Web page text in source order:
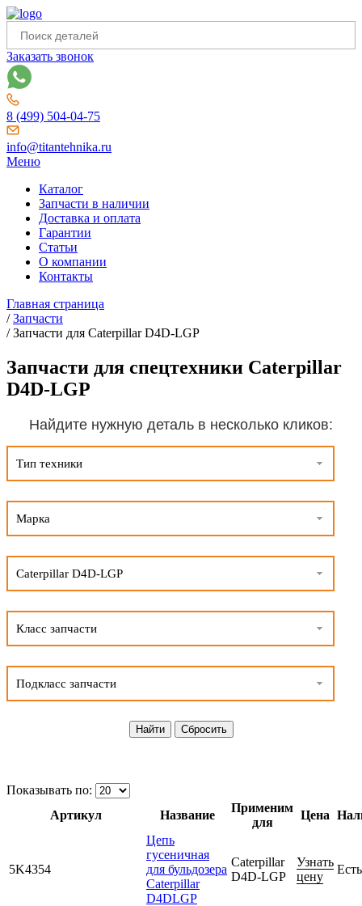
Заказать звонок
8 (499) 504-04-75
info@titantehnika.ru
Меню
Каталог
Запчасти в наличии
Доставка и оплата
Гарантии
Статьи
О компании
Контакты
Главная страница
/Запчасти
/Запчасти для Caterpillar D4D-LGP
Запчасти для спецтехники Caterpillar
D4D-LGP
Найдите нужную деталь в несколько кликов:
Тип техники
Марка
Caterpillar D4D-LGP
Класс запчасти
Подкласс запчасти
Показывать по:
Артикул
Название
Применим
для
Цена
5K4354
Цепь
гусеничная
для бульдозера
Caterpillar
D4DLGP
Caterpillar
D4D-LGP
Узнать
цену
Есть